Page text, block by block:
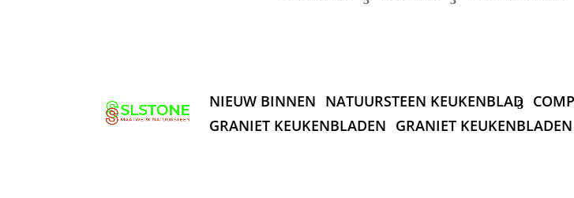
NIEUW BINNEN NATUURSTEEN KEUKENBLAD
GRANIET KEUKENBLADEN GRANIET